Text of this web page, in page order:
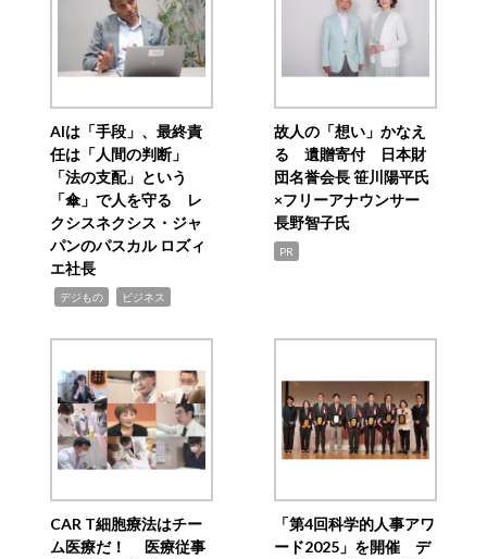
AIは「手段」、最終責
任は「人間の判断」
「法の支配」という
「傘」で人を守る レ
クシスネクシス・ジャ
パンのパスカル ロズィ
エ社長
デジもの ビジネス
故人の「想い」かなえ
る 遺贈寄付 日本財
団名誉会長 笹川陽平氏
×フリーアナウンサー
長野智子氏
PR
CAR T細胞療法はチー
ム医療だ！ 医療従事
「第4回科学的人事アワ
ード2025」を開催 デ